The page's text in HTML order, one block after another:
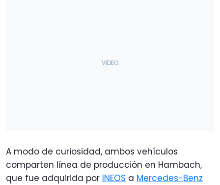
A modo de curiosidad, ambos vehículos
comparten línea de producción en Hambach,
que fue adquirida por INEOS a Mercedes-Benz